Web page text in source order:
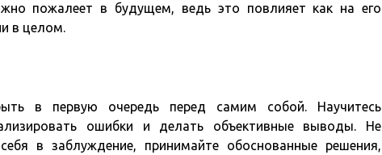
пожалеет в будущем, ведь это повлияет как на его
в целом.
в первую очередь перед самим собой. Научитесь
ошибки и делать объективные выводы. Не
в заблуждение, принимайте обоснованные решения,